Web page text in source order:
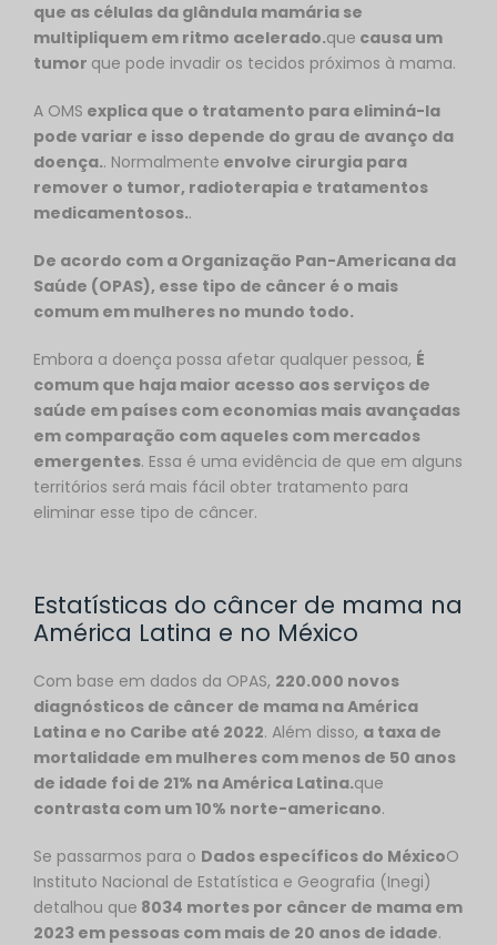
que as células da glândula mamária se
multipliquem em ritmo acelerado.que causa um
tumor que pode invadir os tecidos próximos à mama.
A OMS explica que o tratamento para eliminá-la
pode variar e isso depende do grau de avanço da
doença.. Normalmente envolve cirurgia para
remover o tumor, radioterapia e tratamentos
medicamentosos..
De acordo com a Organização Pan-Americana da
Saúde (OPAS), esse tipo de câncer é o mais
comum em mulheres no mundo todo.
Embora a doença possa afetar qualquer pessoa, É
comum que haja maior acesso aos serviços de
saúde em países com economias mais avançadas
em comparação com aqueles com mercados
emergentes. Essa é uma evidência de que em alguns
territórios será mais fácil obter tratamento para
eliminar esse tipo de câncer.
Estatísticas do câncer de mama na
América Latina e no México
Com base em dados da OPAS, 220.000 novos
diagnósticos de câncer de mama na América
Latina e no Caribe até 2022. Além disso, a taxa de
mortalidade em mulheres com menos de 50 anos
de idade foi de 21% na América Latina.que
contrasta com um 10% norte-americano.
Se passarmos para o Dados específicos do MéxicoO
Instituto Nacional de Estatística e Geografia (Inegi)
detalhou que 8034 mortes por câncer de mama em
2023 em pessoas com mais de 20 anos de idade.